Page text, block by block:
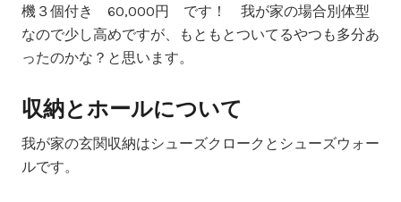
機３個付き 60,000円
です！ 我が家の場合別体型
なので少し高めですが、もともとついてるやつも多分あ
ったのかな？と思います。
収納とホールについて
我が家の玄関収納はシューズクロークとシューズウォー
ルです。